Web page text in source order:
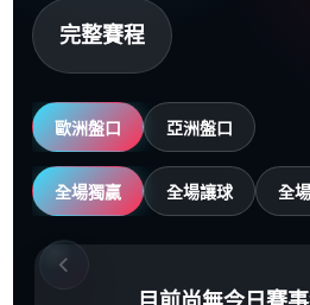
完整賽程
歐洲盤口 亞洲盤口
全場獨贏 全場讓球 全